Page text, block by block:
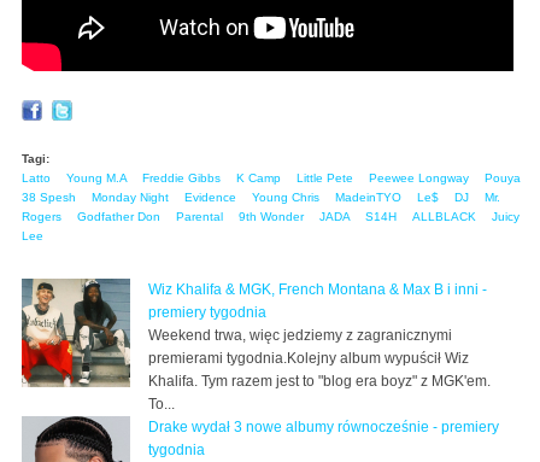
Tagi:
Latto
Young M.A Freddie Gibbs K Camp Little Pete Peewee Longway
Pouya
38 Spesh
Monday Night Evidence Young Chris MadeinTYO Le$ DJ
Mr.
Rogers
Godfather Don Parental 9th Wonder JADA S14H ALLBLACK
Juicy
Lee
Wiz Khalifa & MGK, French Montana & Max B i inni -
premiery tygodnia
Weekend trwa, więc jedziemy z zagranicznymi
premierami tygodnia.Kolejny album wypuścił Wiz
Khalifa. Tym razem jest to "blog era boyz" z MGK'em.
To...
Drake wydał 3 nowe albumy równocześnie - premiery
tygodnia